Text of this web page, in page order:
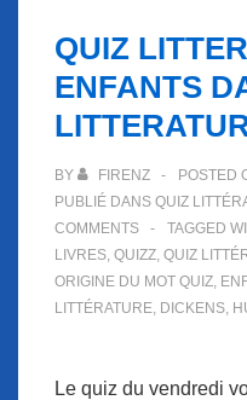
QUIZ
ENFANTS
BY FIRENZ POSTED
PUBLIÉ DANS QUIZ
COMMENTS
TAGGED
LIVRES, QUIZZ, QUIZ
ORIGINE DU MOT QUIZ,
LITTÉRATURE, DICKENS,
Le quiz du vendredi